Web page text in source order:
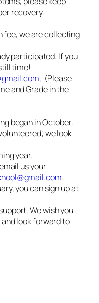
recovery.
fee, we are collecting
participated. If you
time!
, (Please
and Grade in the
began in October.
we look
year.
us your
.
you can sign up at
We wish you
look forward to